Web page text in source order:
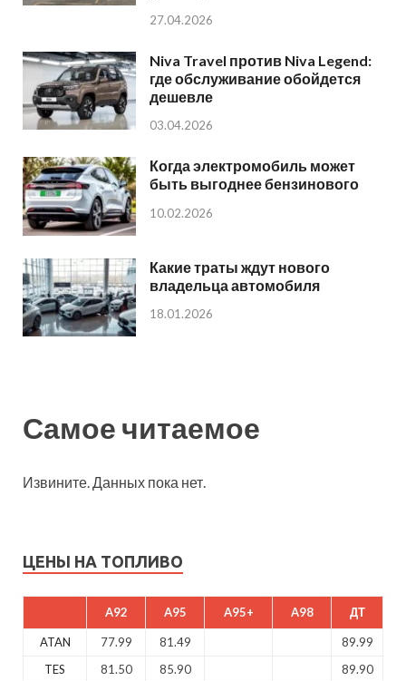
27.04.2026
Niva Travel против Niva Legend:
где обслуживание обойдется
дешевле
03.04.2026
Когда электромобиль может
быть выгоднее бензинового
10.02.2026
Какие траты ждут нового
владельца автомобиля
18.01.2026
Самое читаемое
Извините. Данных пока нет.
ЦЕНЫ НА ТОПЛИВО
A92 A95 A95+ A98 ДТ
ATAN 77.99 81.49
89.99
TES
81.50 85.90
89.90